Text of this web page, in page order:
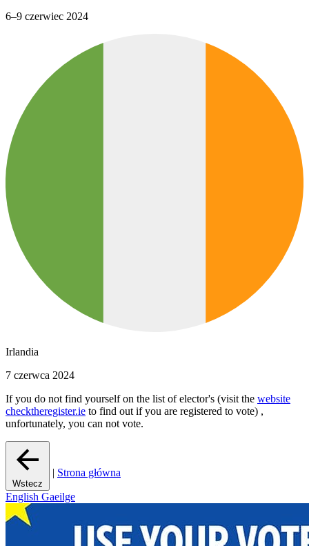
6–9 czerwiec 2024
Irlandia
7 czerwca 2024
If you do not find yourself on the list of elector's (visit the website
checktheregister.ie to find out if you are registered to vote) ,
unfortunately, you can not vote.
Wstecz
| Strona główna
English Gaeilge